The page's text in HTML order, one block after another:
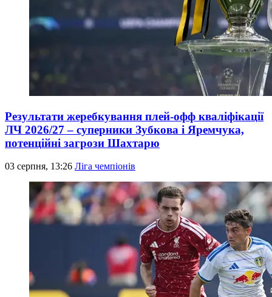
Результати жеребкування плей-офф кваліфікації
ЛЧ 2026/27 – суперники Зубкова і Яремчука,
потенційні загрози Шахтарю
03 серпня, 13:26 Ліга чемпіонів